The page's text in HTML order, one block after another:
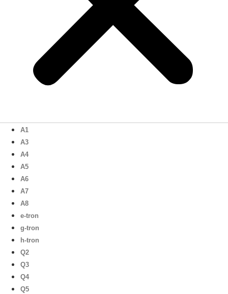
A1
A3
A4
A5
A6
A7
A8
e-tron
g-tron
h-tron
Q2
Q3
Q4
Q5